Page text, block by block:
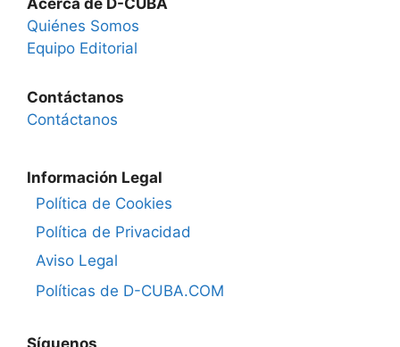
Quiénes Somos
Equipo Editorial
Contáctanos
Contáctanos
Información Legal
Política de Cookies
Política de Privacidad
Aviso Legal
Políticas de D-CUBA.COM
Síguenos